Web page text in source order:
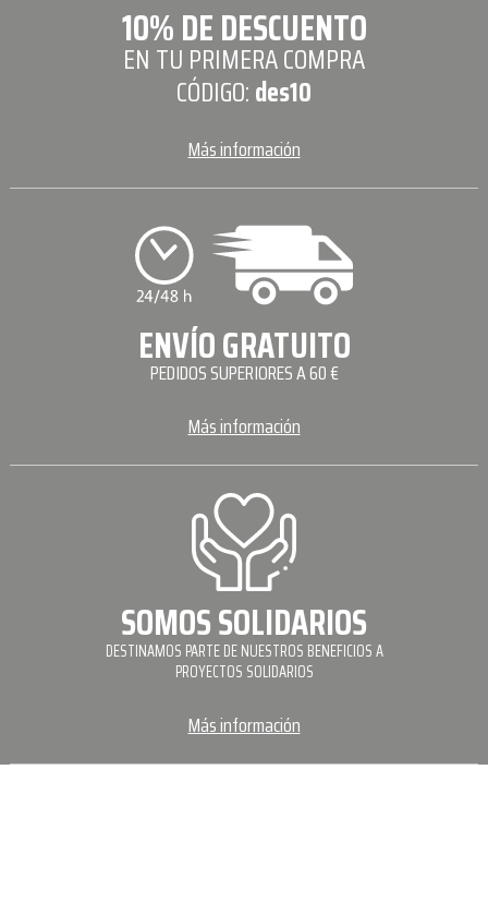
10% DE DESCUENTO
EN TU PRIMERA COMPRA
CÓDIGO:des10
Más información
ENVÍO GRATUITO
PEDIDOS SUPERIORES A 60 €
Más información
SOMOS SOLIDARIOS
DESTINAMOS PARTE DE NUESTROS BENEFICIOS A
PROYECTOS SOLIDARIOS
Más información